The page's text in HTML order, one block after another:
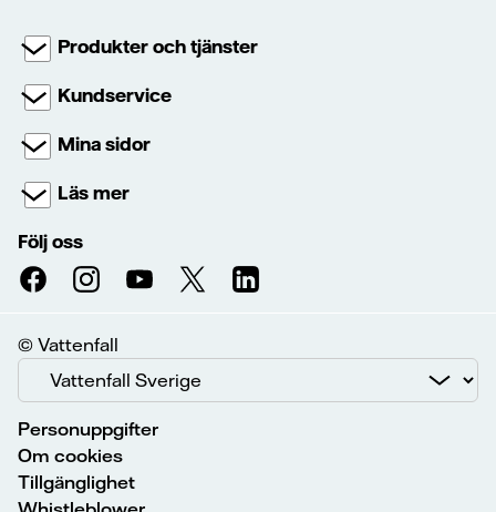
Produkter och tjänster
Kundservice
Mina sidor
Läs mer
Följ oss
© Vattenfall
Personuppgifter
Om cookies
Tillgänglighet